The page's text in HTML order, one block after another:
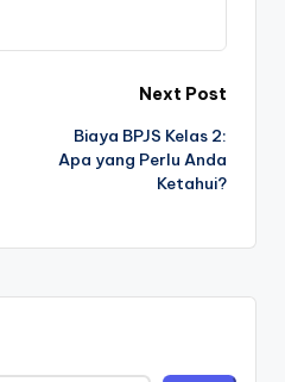
Next Post
Biaya BPJS Kelas 2:
Apa yang Perlu Anda
Ketahui?